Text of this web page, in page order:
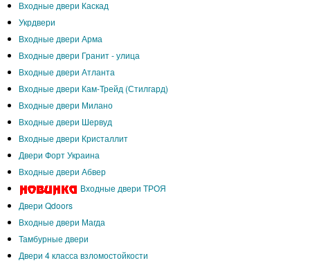
Входные двери Каскад
Укрдвери
Входные двери Арма
Входные двери Гранит - улица
Входные двери Атланта
Входные двери Кам-Трейд (Стилгард)
Входные двери Милано
Входные двери Шервуд
Входные двери Кристаллит
Двери Форт Украина
Входные двери Абвер
Входные двери ТРОЯ
Двери Qdoors
Входные двери Магда
Тамбурные двери
Двери 4 класса взломостойкости